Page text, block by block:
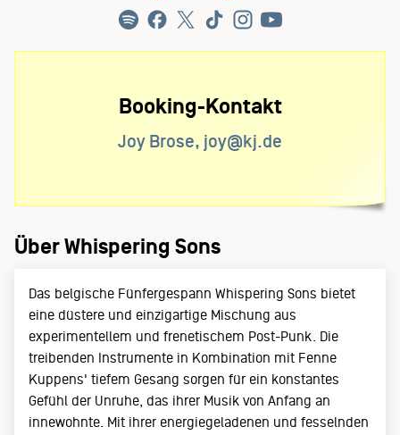
Booking-Kontakt
Joy Brose, joy@kj.de
Über Whispering Sons
Das belgische Fünfergespann Whispering Sons bietet
eine düstere und einzigartige Mischung aus
experimentellem und frenetischem Post-Punk. Die
treibenden Instrumente in Kombination mit Fenne
Kuppens' tiefem Gesang sorgen für ein konstantes
Gefühl der Unruhe, das ihrer Musik von Anfang an
innewohnte. Mit ihrer energiegeladenen und fesselnden